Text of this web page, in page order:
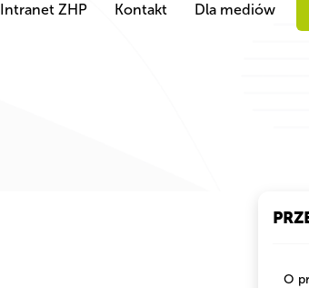
Intranet ZHP Kontakt Dla mediów
O